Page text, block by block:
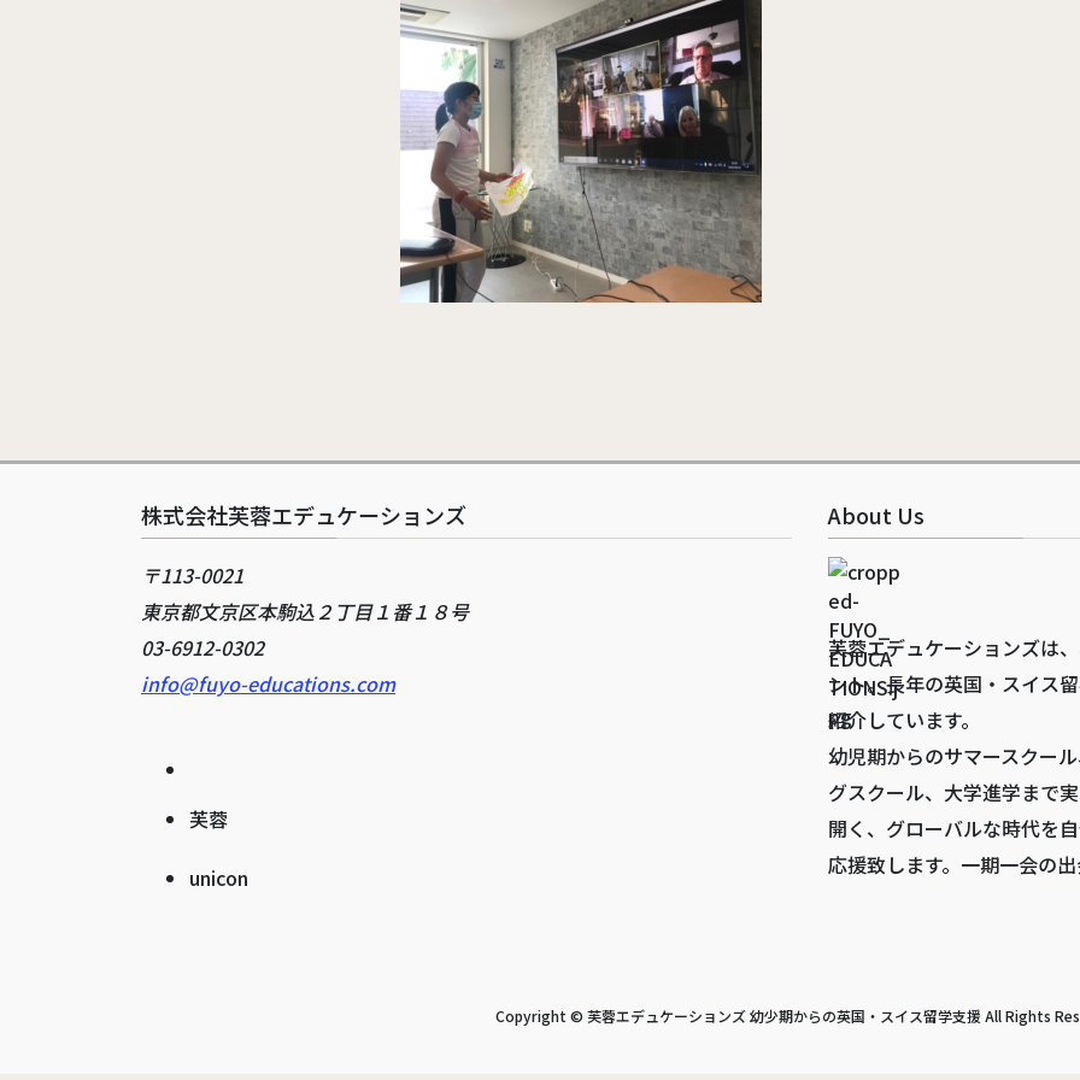
株式会社芙蓉エデュケーションズ
〒113-0021
東京都文京区本駒込２丁目１番１８号
03-6912-0302
info@fuyo-educations.com
芙蓉
unicon
About Us
芙蓉エデュケーションズは
ント。長年の英国・スイス
紹介しています。
幼児期からのサマースクー
グスクール、大学進学まで
開く、グローバルな時代を
応援致します。一期一会の
Copyright © 芙蓉エデュケーションズ 幼少期からの英国・スイス留学支援 All Rights